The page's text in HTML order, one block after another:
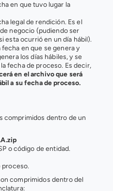
en que tuvo lugar la
legal de rendición. Es el
negocio (pudiendo ser
esta ocurrió en un día hábil).
fecha en que se genera y
los días hábiles, y se
fecha de proceso. Es decir,
en el archivo que será
a su fecha de proceso.
comprimidos dentro de un
o código de entidad.
proceso.
comprimidos dentro del